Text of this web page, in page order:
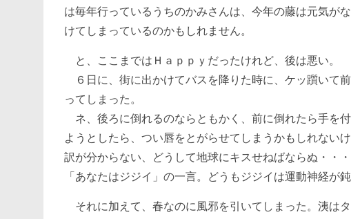
は毎年行っているうちのかみさんは、今年の藤は元気が
けてしまっているのかもしれません。
と、ここまではＨａｐｐｙだったけれど、後は悪い。
６日に、街に出かけてバスを降りた時に、ケッ躓いて
ってしまった。
ネ、後ろに倒れるのならともかく、前に倒れたら手を
ようとしたら、つい唇をとがらせてしまうかもしれない
訳が分からない、どうして地球にキスせねばならぬ・・
「あなたはジジイ」の一言。どうもジジイは運動神経が
それに加えて、春なのに風邪を引いてしまった。洟は